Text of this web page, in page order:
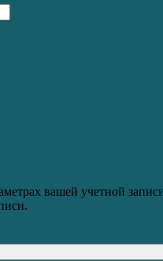
вашей учетной